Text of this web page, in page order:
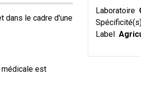
dans le cadre d'une
médicale est
Laboratoire
Label